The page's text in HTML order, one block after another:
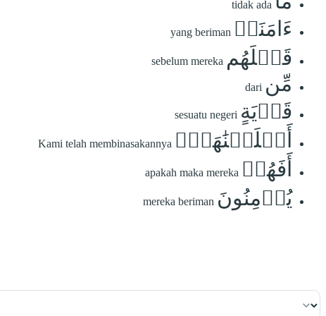
tidak ada
ءَامَنَتۡ yang beriman
قَبۡلَهُم sebelum mereka
مِّن dari
قَرۡيَةٍ sesuatu negeri
أَهۡلَكۡنَٰهَآۖ Kami telah membinasakannya
أَفَهُمۡ apakah maka mereka
يُؤۡمِنُونَ mereka beriman